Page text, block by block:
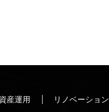
資産運用 リノベーション